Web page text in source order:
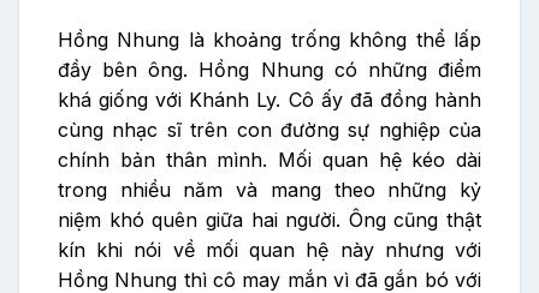
Hồng Nhung là khoảng trống không thể lấp
đầy bên ông. Hồng Nhung có những điểm
khá giống với Khánh Ly. Cô ấy đã đồng hành
cùng nhạc sĩ trên con đường sự nghiệp của
chính bản thân mình. Mối quan hệ kéo dài
trong nhiều năm và mang theo những kỷ
niệm khó quên giữa hai người. Ông cũng thật
kín khi nói về mối quan hệ này nhưng với
Hồng Nhung thì cô may mắn vì đã gắn bó với